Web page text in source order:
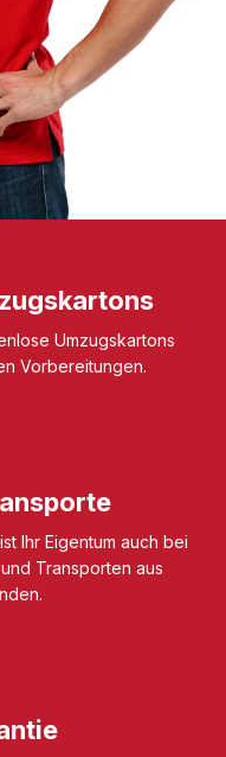
Umzugskartons
Vorbereitungen.
Ihr Eigentum auch bei
Transporten aus